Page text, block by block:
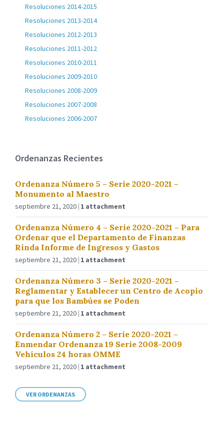
Resoluciones 2014-2015
Resoluciones 2013-2014
Resoluciones 2012-2013
Resoluciones 2011-2012
Resoluciones 2010-2011
Resoluciones 2009-2010
Resoluciones 2008-2009
Resoluciones 2007-2008
Resoluciones 2006-2007
Ordenanzas Recientes
Ordenanza Número 5 – Serie 2020-2021 –
Monumento al Maestro
septiembre 21, 2020 1 attachment
Ordenanza Número 4 – Serie 2020-2021 – Para
Ordenar que el Departamento de Finanzas
Rinda Informe de Ingresos y Gastos
septiembre 21, 2020 1 attachment
Ordenanza Número 3 – Serie 2020-2021 –
Reglamentar y Establecer un Centro de Acopio
para que los Bambúes se Poden
septiembre 21, 2020 1 attachment
Ordenanza Número 2 – Serie 2020-2021 –
Enmendar Ordenanza 19 Serie 2008-2009
Vehículos 24 horas OMME
septiembre 21, 2020 1 attachment
VER ORDENANZAS